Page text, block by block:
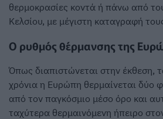
θερμοκρασίες κοντά ή πάνω από
Κελσίου, με μέγιστη καταγραφή
Ο ρυθμός θέρμανσης της
Όπως διαπιστώνεται στην έκθεση,
χρόνια η Ευρώπη θερμαίνεται δύο
από τον παγκόσμιο μέσο όρο και
ταχύτερα θερμαινόμενη ήπειρο